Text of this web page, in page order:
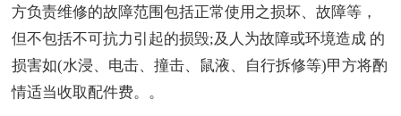
方负责维修的故障范围包括正常使用之损坏、故障等，
但不包括不可抗力引起的损毁;及人为故障或环境造成 的
损害如(水浸、电击、撞击、鼠液、自行拆修等)甲方将酌
情适当收取配件费。。